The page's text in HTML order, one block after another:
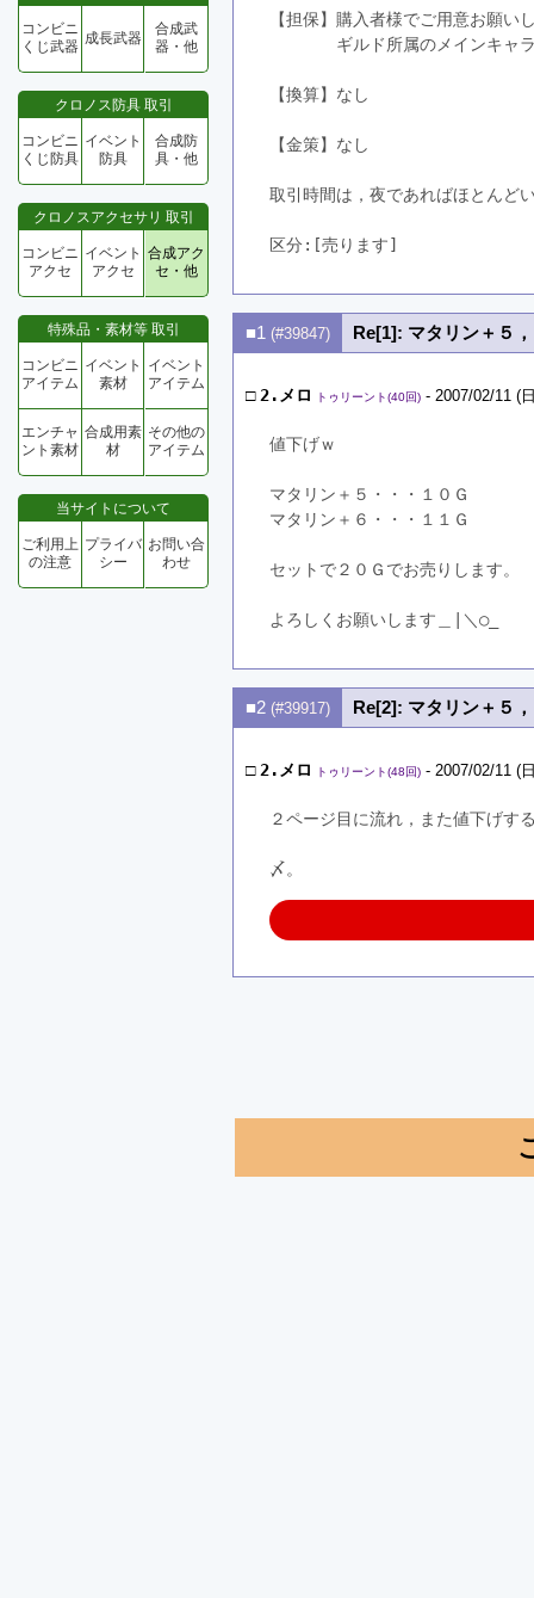
コンビニ
くじ武器 成長武器
合成武
器・他
クロノス防具 取引
コンビニ
くじ防具
イベント
防具
合成防
具・他
クロノスアクセサリ 取引
コンビニ
アクセ
イベント
アクセ
合成アク
セ・他
特殊品・素材等 取引
コンビニ
アイテム
イベント
素材
イベント
アイテム
エンチャ
ント素材
合成用素
材
その他の
アイテム
当サイトについて
ご利用上
の注意
プライバ
シー
お問い合
わせ
【担保】購入者様でご用意お願い
ギルド所属のメインキャラ
【換算】なし
【金策】なし
取引時間は，夜であればほとんど
区分:[売ります]
■1 (#39847) Re[1]: マタリン＋５
□ 2.メロ トゥリーント(40回) - 2007/02/11 (
値下げｗ
マタリン＋５・・・１０Ｇ
マタリン＋６・・・１１Ｇ
セットで２０Ｇでお売りします。
よろしくお願いします＿|＼○_
■2 (#39917) Re[2]: マタリン＋５
□ 2.メロ トゥリーント(48回) - 2007/02/11 (
２ページ目に流れ，また値下げす
〆。